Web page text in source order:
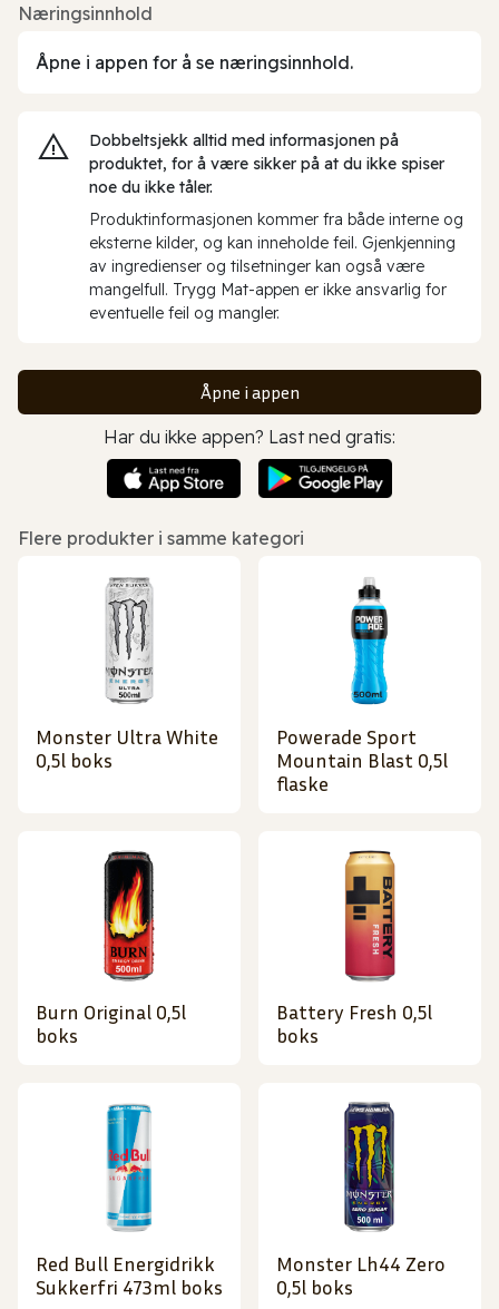
Næringsinnhold
Åpne i appen for å se næringsinnhold.
Dobbeltsjekk alltid med informasjonen på
produktet, for å være sikker på at du ikke spiser
noe du ikke tåler.
Produktinformasjonen kommer fra både interne og
eksterne kilder, og kan inneholde feil. Gjenkjenning
av ingredienser og tilsetninger kan også være
mangelfull. Trygg Mat-appen er ikke ansvarlig for
eventuelle feil og mangler.
Åpne i appen
Har du ikke appen? Last ned gratis:
Flere produkter i samme kategori
Monster Ultra White
0,5l boks
Powerade Sport
Mountain Blast 0,5l
flaske
Burn Original 0,5l
boks
Battery Fresh 0,5l
boks
Red Bull Energidrikk
Sukkerfri 473ml boks
Monster Lh44 Zero
0,5l boks